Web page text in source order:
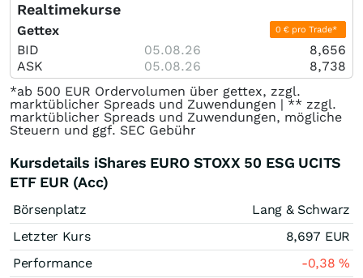
Realtimekurse
Gettex 0 € pro Trade*
BID 05.08.26
8,656
ASK
05.08.26
8,738
*ab 500 EUR Ordervolumen über gettex, zzgl.
marktüblicher Spreads und Zuwendungen | ** zzgl.
marktüblicher Spreads und Zuwendungen, mögliche
Steuern und ggf. SEC Gebühr
Kursdetails iShares EURO STOXX 50 ESG UCITS
ETF EUR (Acc)
Börsenplatz
Lang & Schwarz
Letzter Kurs
8,697 EUR
Performance
-0,38%